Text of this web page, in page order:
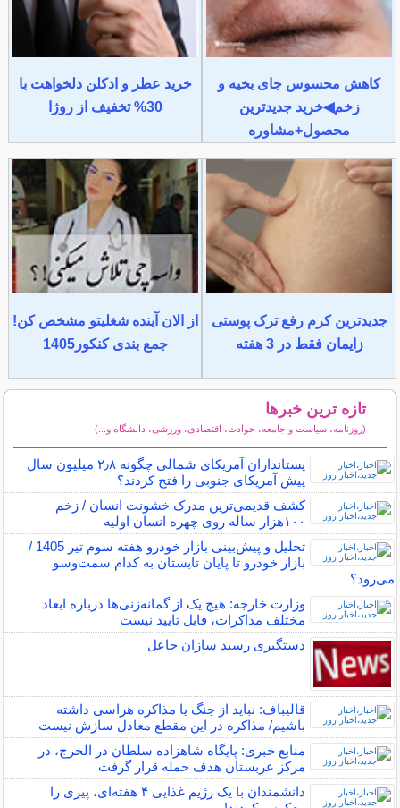
کاهش محسوس جای بخیه و
زخم◀خرید جدیدترین
محصول+مشاوره
خرید عطر و ادکلن دلخواهت با
30% تخفیف از روژا
جدیدترین کرم رفع ترک پوستی
زایمان فقط در 3 هفته
از الان آینده شغلیتو مشخص کن!
جمع بندی کنکور1405
تازه ترین خبرها
(روزنامه، سیاست و جامعه، حوادث، اقتصادی، ورزشی، دانشگاه و...)
پستانداران آمریکای شمالی چگونه ۲٫۸ میلیون سال
پیش آمریکای جنوبی را فتح کردند؟
کشف قدیمی‌ترین مدرک خشونت انسان / زخم
۱۰۰هزار ساله روی چهره انسان اولیه
تحلیل و پیش‌بینی بازار خودرو هفته سوم تیر 1405 /
بازار خودرو تا پایان تابستان به کدام سمت‌و‌سو
می‌رود؟
وزارت خارجه: هیچ یک از گمانه‌زنی‌ها درباره ابعاد
مختلف مذاکرات، قابل تایید نیست
دستگیری رسید سازان جاعل
قالیباف: نباید از جنگ یا مذاکره هراسی داشته
باشیم/ مذاکره در این مقطع معادل سازش نیست
منابع خبری: پایگاه شاهزاده سلطان در الخرج، در
مرکز عربستان هدف حمله قرار گرفت
دانشمندان با یک رژیم غذایی ۴ هفته‌ای، پیری را